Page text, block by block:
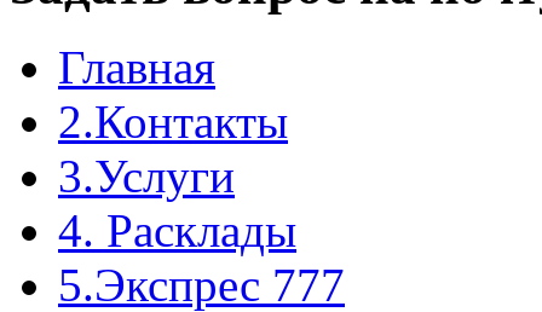
Главная
2.Контакты
3.Услуги
4. Расклады
5.Экспрес 777